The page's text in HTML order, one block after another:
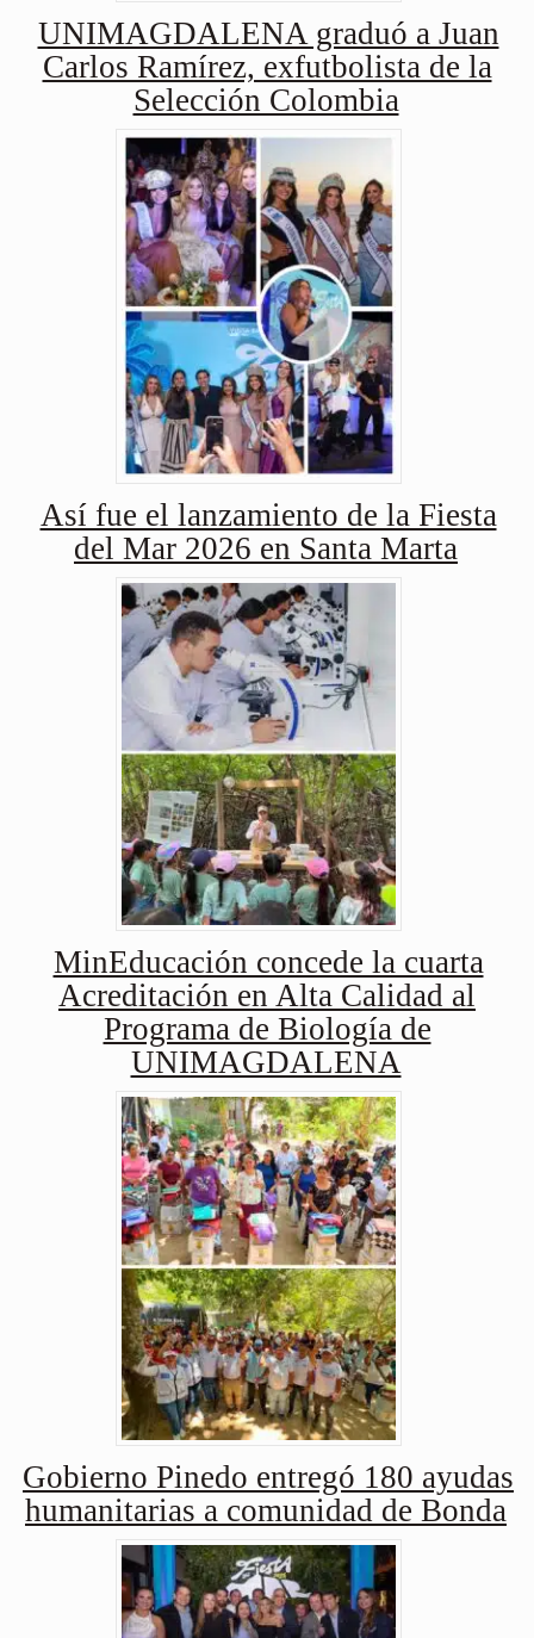
UNIMAGDALENA graduó a Juan
Carlos Ramírez, exfutbolista de la
Selección Colombia
Así fue el lanzamiento de la Fiesta
del Mar 2026 en Santa Marta
MinEducación concede la cuarta
Acreditación en Alta Calidad al
Programa de Biología de
UNIMAGDALENA
Gobierno Pinedo entregó 180 ayudas
humanitarias a comunidad de Bonda